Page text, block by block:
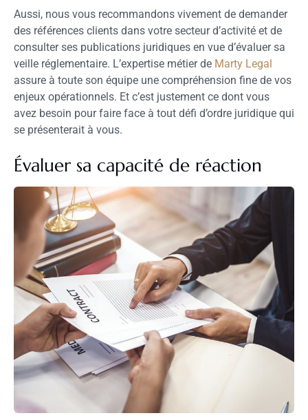
Aussi, nous vous recommandons vivement de demander
des références clients dans votre secteur d’activité et de
consulter ses publications juridiques en vue d’évaluer sa
veille réglementaire. L’expertise métier de Marty Legal
assure à toute son équipe une compréhension fine de vos
enjeux opérationnels. Et c’est justement ce dont vous
avez besoin pour faire face à tout défi d’ordre juridique qui
se présenterait à vous.
Évaluer sa capacité de réaction